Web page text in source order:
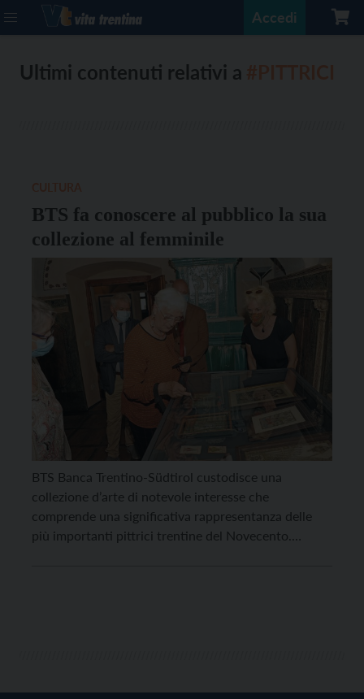
Accedi
Ultimi contenuti relativi a
BTS fa conoscere al pubblico la sua
collezione al femminile
BTS Banca Trentino-Südtirol custodisce una
collezione d’arte di notevole interesse che
comprende una significativa rappresentanza delle
più importanti pittrici trentine del Novecento.